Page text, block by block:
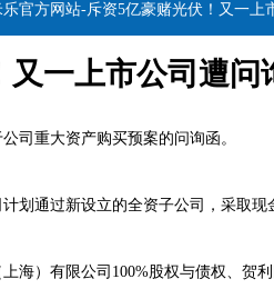
乐官方网站-斥资5亿豪赌光伏！又一上
又一上市公司遭问
司重大资产购买预案的问询函。
划通过新设立的全资子公司，采取现
海）有限公司100%股权与债权、贺